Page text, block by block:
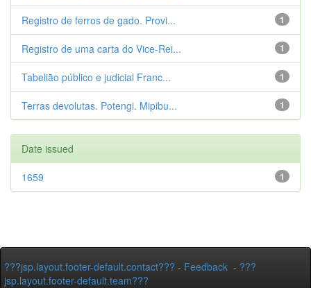
1
Registro de ferros de gado. Provi...
1
Registro de uma carta do Vice-Rei...
1
Tabelião público e judicial Franc...
1
Terras devolutas. Potengi. Mipibu...
Date issued
1
1659
???jsp.layout.footer-default.contact??? - Feedback - ???
jsp.layout.footer-default.team???